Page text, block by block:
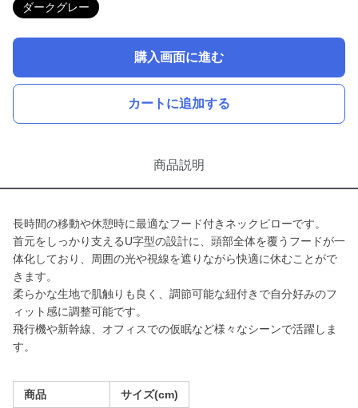
ダークグレー
購入画面に進む
カートに追加する
商品説明
長時間の移動や休憩時に最適なフード付きネックピローです。
首元をしっかり支えるU字型の設計に、頭部全体を覆うフードが一
体化しており、周囲の光や視線を遮りながら快適に休むことがで
きます。
柔らかな生地で肌触りも良く、調節可能な紐付きで自分好みのフ
ィット感に調整可能です。
飛行機や新幹線、オフィスでの仮眠など様々なシーンで活躍しま
す。
商品 サイズ(cm)